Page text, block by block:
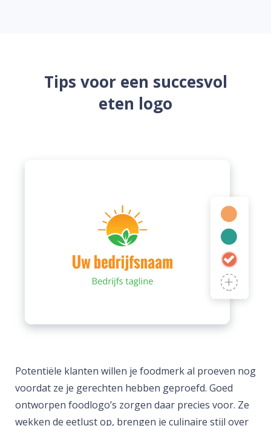
Tips voor een succesvol
eten logo
Potentiële klanten willen je foodmerk al proeven nog
voordat ze je gerechten hebben geproefd. Goed
ontworpen foodlogo’s zorgen daar precies voor. Ze
wekken de eetlust op, brengen je culinaire stijl over